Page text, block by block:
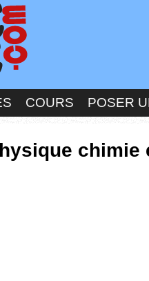
COURS POSER
chimie